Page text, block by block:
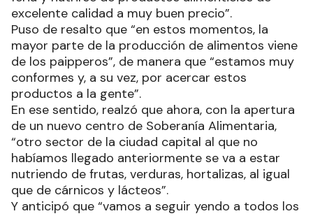
excelente calidad a muy buen precio”.
Puso de resalto que “en estos momentos, la
mayor parte de la producción de alimentos viene
de los paipperos”, de manera que “estamos muy
conformes y, a su vez, por acercar estos
productos a la gente”.
En ese sentido, realzó que ahora, con la apertura
de un nuevo centro de Soberanía Alimentaria,
“otro sector de la ciudad capital al que no
habíamos llegado anteriormente se va a estar
nutriendo de frutas, verduras, hortalizas, al igual
que de cárnicos y lácteos”.
Y anticipó que “vamos a seguir yendo a todos los